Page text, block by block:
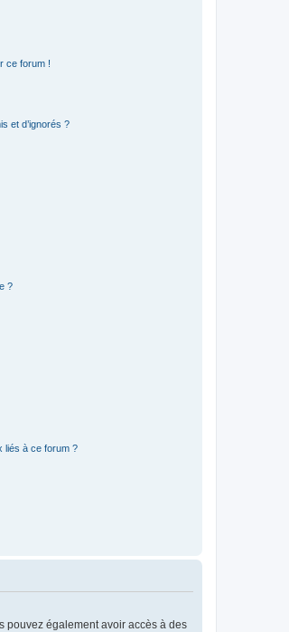
ce forum !
et d’ignorés ?
?
liés à ce forum ?
pouvez également avoir accès à des